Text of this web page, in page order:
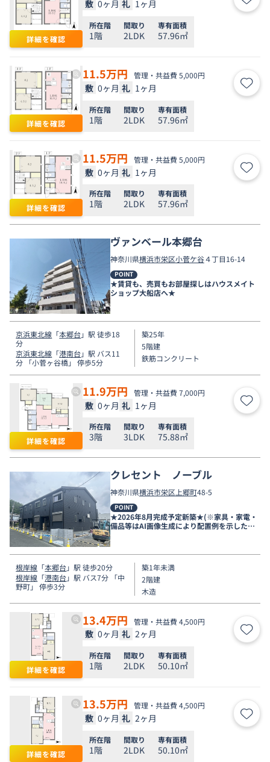
詳細を確認
敷 0ヶ月 礼 1ヶ月 お気
所在階
1階
間取り
2LDK
専有面積
57.96㎡
詳細を確認
11.5万円 管理・共益費 5,000円
敷 0ヶ月 礼 1ヶ月 お気
所在階
1階
間取り
2LDK
専有面積
57.96㎡
詳細を確認
11.5万円 管理・共益費 5,000円
敷 0ヶ月 礼 1ヶ月 お気
所在階
1階
間取り
2LDK
専有面積
57.96㎡
ヴァンベール本郷台
神奈川県横浜市栄区小菅ケ谷４丁目16-14
POINT
★賃貸も、売買もお部屋探しはハウスメイト
ショップ大船店へ★
京浜東北線 「本郷台」駅 徒歩18
分
京浜東北線 「港南台」駅 バス11
分 「小菅ヶ谷橋」 停歩5分
築25年
5階建
鉄筋コンクリート
詳細を確認
11.9万円 管理・共益費 7,000円
敷 0ヶ月 礼 1ヶ月 お気
所在階
3階
間取り
3LDK
専有面積
75.88㎡
クレセント ノーブル
神奈川県横浜市栄区 上郷町48-5
POINT
★2026年8月完成予定新築★(※家具・家電・
備品等はAI画像生成により配置例を示したも
のです）
根岸線 「本郷台」駅 徒歩20分
根岸線 「港南台」駅 バス7分 「中
野町」 停歩3分
築1年未満
2階建
木造
詳細を確認
13.4万円 管理・共益費 4,500円
敷 0ヶ月 礼 2ヶ月 お気
所在階
1階
間取り
2LDK
専有面積
50.10㎡
詳細を確認
13.5万円 管理・共益費 4,500円
敷 0ヶ月 礼 2ヶ月 お気
所在階
1階
間取り
2LDK
専有面積
50.10㎡